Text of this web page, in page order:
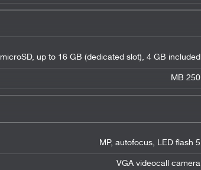
microSD, up to 16 GB (dedicated slot), 4 GB included
250 MB
5 MP, autofocus, LED flash
VGA videocall camera